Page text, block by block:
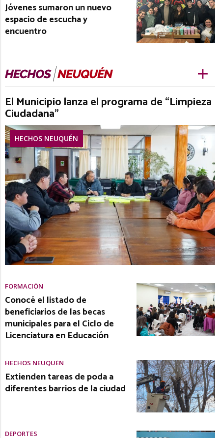
Jóvenes sumaron un nuevo
espacio de escucha y
encuentro
El Municipio lanza el programa de “Limpieza
Ciudadana”
HECHOS NEUQUÉN
FORMACIÓN
Conocé el listado de
beneficiarios de las becas
municipales para el Ciclo de
Licenciatura en Educación
HECHOS NEUQUÉN
Extienden tareas de poda a
diferentes barrios de la ciudad
DEPORTES